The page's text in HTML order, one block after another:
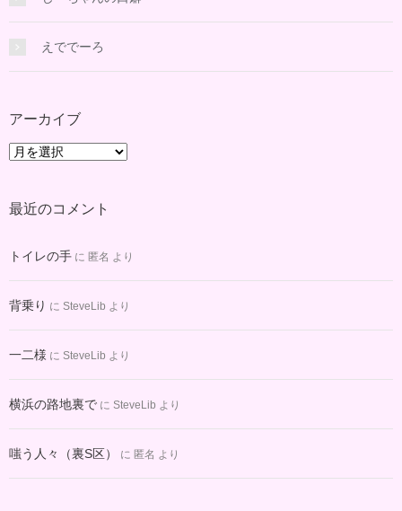
えででーろ
アーカイブ
ア
イ
最近のコメント
トイレの手 に 匿名 より
背乗り に SteveLib より
一二様 に SteveLib より
横浜の路地裏で に SteveLib より
嗤う人々（裏S区） に 匿名 より